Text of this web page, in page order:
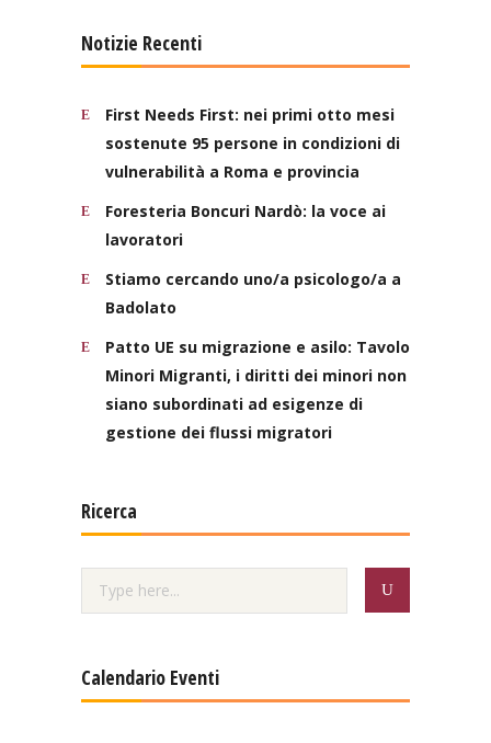
Notizie Recenti
First Needs First: nei primi otto mesi
sostenute 95 persone in condizioni di
vulnerabilità a Roma e provincia
Foresteria Boncuri Nardò: la voce ai
lavoratori
Stiamo cercando uno/a psicologo/a a
Badolato
Patto UE su migrazione e asilo: Tavolo
Minori Migranti, i diritti dei minori non
siano subordinati ad esigenze di
gestione dei flussi migratori
Ricerca
Calendario Eventi